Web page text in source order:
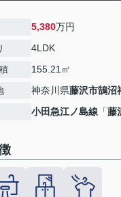
5,380万円
4LDK
155.21㎡
神奈川県藤沢市鵠沼
小田急江ノ島線 「藤